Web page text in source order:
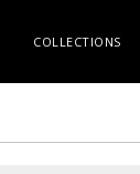
COLLECTIONS